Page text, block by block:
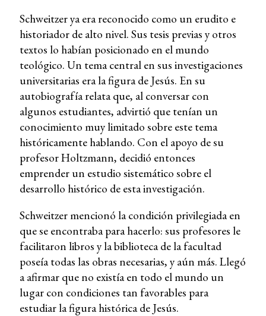
Schweitzer ya era reconocido como un erudito e
historiador de alto nivel. Sus tesis previas y otros
textos lo habían posicionado en el mundo
teológico. Un tema central en sus investigaciones
universitarias era la figura de Jesús. En su
autobiografía relata que, al conversar con
algunos estudiantes, advirtió que tenían un
conocimiento muy limitado sobre este tema
históricamente hablando. Con el apoyo de su
profesor Holtzmann, decidió entonces
emprender un estudio sistemático sobre el
desarrollo histórico de esta investigación.
Schweitzer mencionó la condición privilegiada en
que se encontraba para hacerlo: sus profesores le
facilitaron libros y la biblioteca de la facultad
poseía todas las obras necesarias, y aún más. Llegó
a afirmar que no existía en todo el mundo un
lugar con condiciones tan favorables para
estudiar la figura histórica de Jesús.